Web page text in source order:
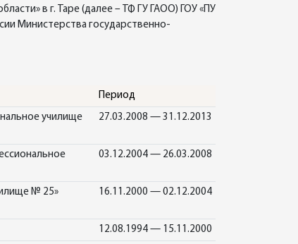
в г. Таре (далее – ТФ ГУ ГАОО) ГОУ «ПУ
Министерства государственно-
Период
училище
27.03.2008 — 31.12.2013
03.12.2004 — 26.03.2008
№ 25»
16.11.2000 — 02.12.2004
12.08.1994 — 15.11.2000